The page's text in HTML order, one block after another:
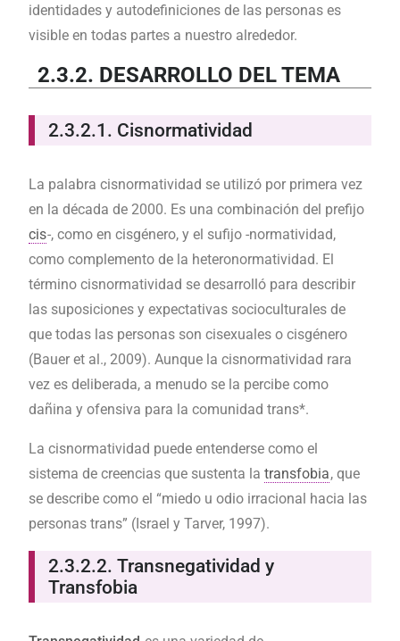
identidades y autodefiniciones de las personas es
visible en todas partes a nuestro alrededor.
2.3.2. DESARROLLO DEL TEMA
2.3.2.1. Cisnormatividad
La palabra cisnormatividad se utilizó por primera vez
en la década de 2000. Es una combinación del prefijo
cis-, como en cisgénero, y el sufijo -normatividad,
como complemento de la heteronormatividad. El
término cisnormatividad se desarrolló para describir
las suposiciones y expectativas socioculturales de
que todas las personas son cisexuales o cisgénero
(Bauer et al., 2009). Aunque la cisnormatividad rara
vez es deliberada, a menudo se la percibe como
dañina y ofensiva para la comunidad trans*.
La cisnormatividad puede entenderse como el
sistema de creencias que sustenta la transfobia, que
se describe como el “miedo u odio irracional hacia las
personas trans” (Israel y Tarver, 1997).
2.3.2.2. Transnegatividad y
Transfobia